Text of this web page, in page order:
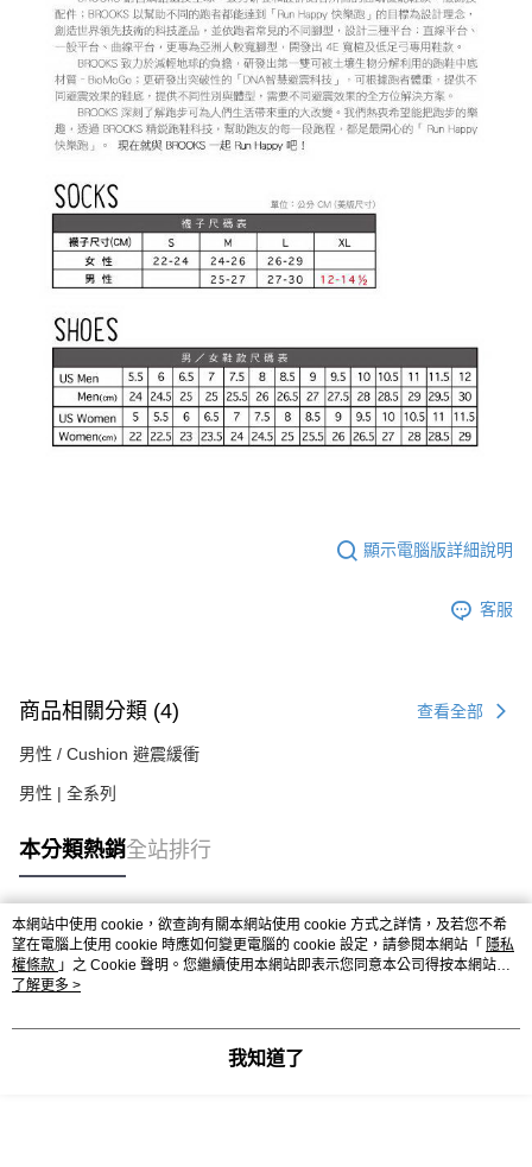
顯示電腦版詳細說明
客服
商品相關分類 (4) 查看全部
男性 / Cushion 避震緩衝
男性 | 全系列
本分類熱銷全站排行
熱門標籤
本網站中使用 cookie，欲查詢有關本網站使用 cookie 方式之詳情，及若您不希
望在電腦上使用 cookie 時應如何變更電腦的 cookie 設定，請參閱本網站「 隱私
權條款 」之 Cookie 聲明。您繼續使用本網站即表示您同意本公司得按本網站使
用條款之 Cookie 聲明使用 cookie。
了解更多 >
我知道了